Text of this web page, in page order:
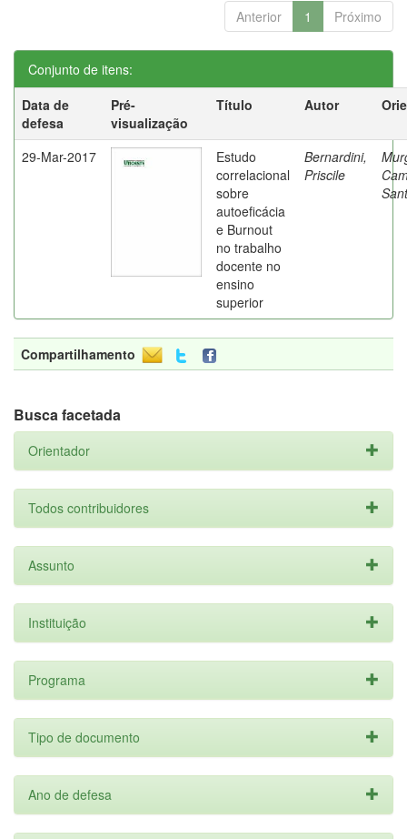
Anterior 1 Próximo
Conjunto de itens:
Data de
defesa
Pré-
visualização
Título Autor
29-Mar-2017
Estudo
correlacional
sobre
autoeficácia
e Burnout
no trabalho
docente no
ensino
superior
Bernardini,
Priscile
Compartilhamento
Busca facetada
Orientador
Todos contribuidores
Assunto
Instituição
Programa
Tipo de documento
Ano de defesa